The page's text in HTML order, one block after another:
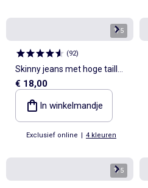
1/5
(92)
Skinny jeans met hoge taille -
L30
€ 18,00
In winkelmandje
Exclusief online | 4 kleuren
1/5